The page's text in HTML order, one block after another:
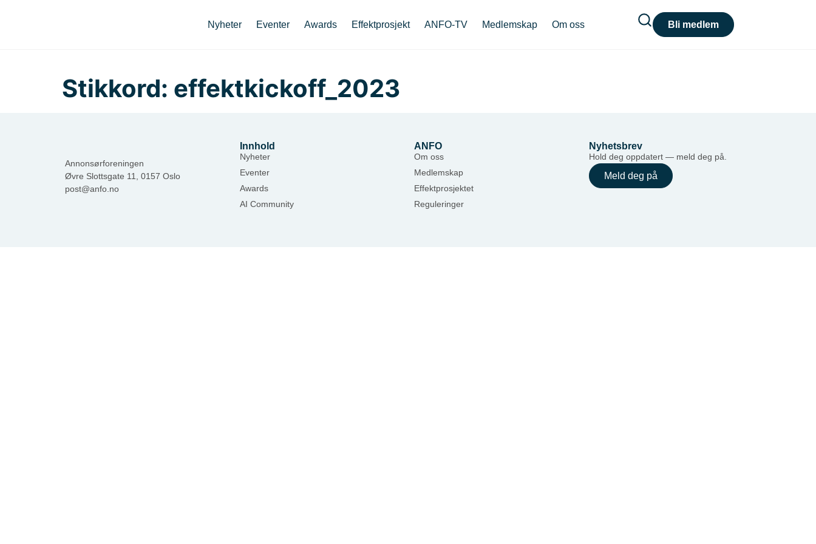
Nyheter Eventer Awards Effektprosjekt ANFO-TV Medlemskap Om oss Bli medlem
Stikkord: effektkickoff_2023
Annonsørforeningen
Øvre Slottsgate 11, 0157 Oslo
post@anfo.no
Innhold
Nyheter
Eventer
Awards
AI Community
ANFO
Om oss
Medlemskap
Effektprosjektet
Reguleringer
Nyhetsbrev
Hold deg oppdatert — meld deg på.
Meld deg på